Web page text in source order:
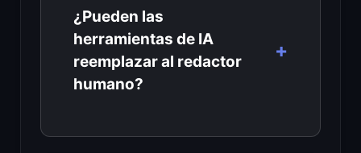
¿Pueden las
herramientas de IA
reemplazar al redactor
humano?